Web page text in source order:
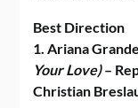
Best Direction
1. Ariana
Your Love)–
Christian